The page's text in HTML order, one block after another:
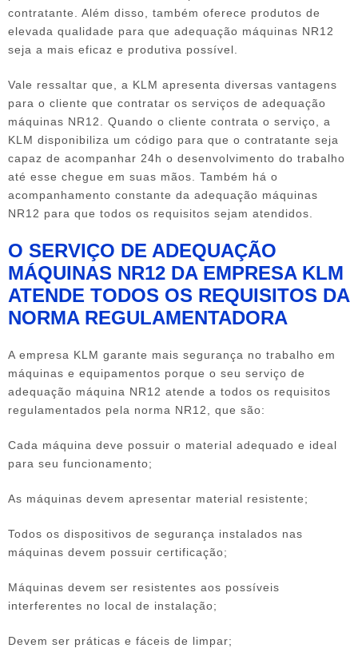
contratante. Além disso, também oferece produtos de
elevada qualidade para que adequação máquinas NR12
seja a mais eficaz e produtiva possível.
Vale ressaltar que, a KLM apresenta diversas vantagens
para o cliente que contratar os serviços de adequação
máquinas NR12. Quando o cliente contrata o serviço, a
KLM disponibiliza um código para que o contratante seja
capaz de acompanhar 24h o desenvolvimento do trabalho
até esse chegue em suas mãos. Também há o
acompanhamento constante da adequação máquinas
NR12 para que todos os requisitos sejam atendidos.
O SERVIÇO DE ADEQUAÇÃO
MÁQUINAS NR12 DA EMPRESA KLM
ATENDE TODOS OS REQUISITOS DA
NORMA REGULAMENTADORA
A empresa KLM garante mais segurança no trabalho em
máquinas e equipamentos porque o seu serviço de
adequação máquina NR12 atende a todos os requisitos
regulamentados pela norma NR12, que são:
Cada máquina deve possuir o material adequado e ideal
para seu funcionamento;
As máquinas devem apresentar material resistente;
Todos os dispositivos de segurança instalados nas
máquinas devem possuir certificação;
Máquinas devem ser resistentes aos possíveis
interferentes no local de instalação;
Devem ser práticas e fáceis de limpar;